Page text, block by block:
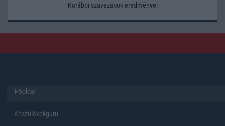
Korábbi szavazások eredményei
Főoldal
Készülékekguru